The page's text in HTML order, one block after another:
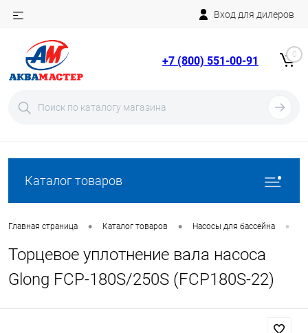
Вход для дилеров
+7 (800) 551-00-91 0
Каталог товаров
Главная страница • Каталог товаров • Насосы для бассейна •
Торцевое уплотнение вала насоса
Glong FCP-180S/250S (FCP180S-22)